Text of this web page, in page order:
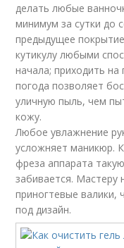
делать любые
минимум за сутки до
предыдущее
кутикулу любыми
начала; приходить
погода позволяет
уличную пыль, чем
кожу.
Любое увлажнение
усложняет маникюр.
фреза аппарата
забивается. Мастеру
приногтевые валики,
под дизайн.